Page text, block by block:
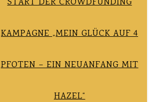
KAMPAGNE „MEIN GLÜCK AUF 4
PFOTEN – EIN NEUANFANG MIT
HAZEL“